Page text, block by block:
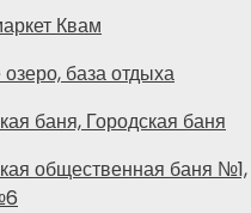
Квам
база отдыха
баня, Городская баня
общественная баня №1,